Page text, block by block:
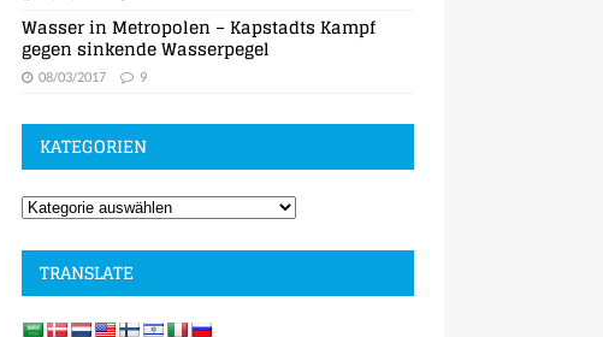
Wasser in Metropolen – Kapstadts Kampf
gegen sinkende Wasserpegel
08/03/2017 9
KATEGORIEN
TRANSLATE